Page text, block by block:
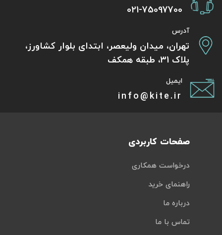
021-75097700
آدرس
تهران، میدان ولیعصر، ابتدای بلوار کشاورز،
پلاک 31، طبقه همکف
ایمیل
info@kite.ir
صفحات کاربردی
درخواست همکاری
راهنمای خرید
درباره ما
تماس با ما